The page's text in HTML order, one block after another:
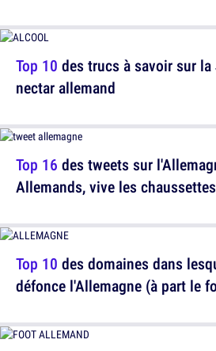
Top 10 des trucs à savoir sur la
nectar allemand
Top 10 des domaines dans
défonce l'Allemagne (à part le
Top 16 des tweets sur
Allemands, vive les